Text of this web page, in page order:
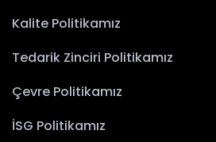
Kalite Politikamız
Tedarik Zinciri Politikamız
Çevre Politikamız
İSG Politikamız